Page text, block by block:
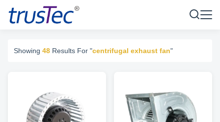
Showing 48 Results For "centrifugal exhaust fan"